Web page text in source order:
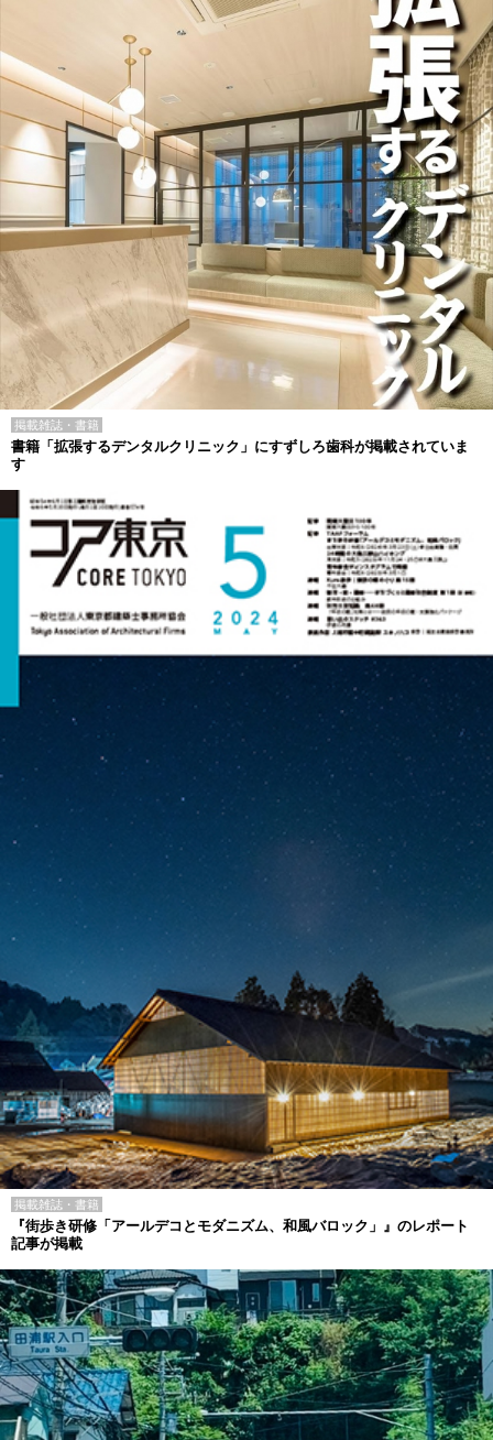
掲載雑誌・書籍
書籍「拡張するデンタルクリニック」にすずしろ歯科が掲載されていま
す
掲載雑誌・書籍
『街歩き研修「アールデコとモダニズム、和風バロック」』のレポート
記事が掲載